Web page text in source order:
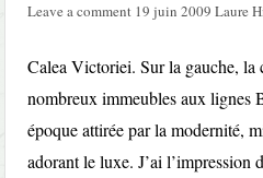
Leave a comment 19 juin 2009 Laure
Calea Victoriei. Sur la gauche, la
nombreux immeubles aux lignes
époque attirée par la modernité,
adorant le luxe. J’ai l’impression